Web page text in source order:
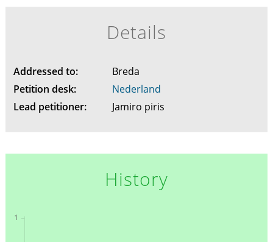
Details
Addressed to:
Breda
Petition desk:
Nederland
Lead petitioner:
Jamiro piris
History